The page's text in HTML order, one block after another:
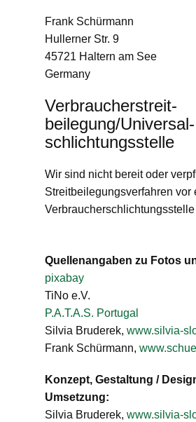
Frank Schürmann
Hullerner Str. 9
45721 Haltern am See
Germany
Verbraucher­streit­
beilegung/Universal­
schlichtungs­stelle
Wir sind nicht bereit oder
Streitbeilegungsverfahren vor
Quellenangaben zu Fotos
pixabay
TiNo e.V.
P.A.T.A.S. Portugal
Silvia Bruderek, www.silvia-
Frank Schürmann,
Konzept, Gestaltung /
Umsetzung:
Silvia Bruderek, www.silvia-